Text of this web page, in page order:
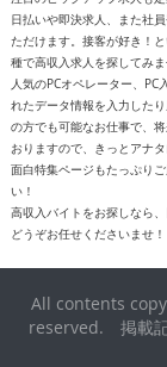
ただけます。接客が好き！
種で高収入求人を探してみま
人気のPCオペレーター、PC
れたデータ情報を入力した
の方でも可能なお仕事で、
おりますので、きっとアナ
面白特集ページもたっぷり
い！
どうぞお任せくださいませ！
All contents
reserved. 掲載記